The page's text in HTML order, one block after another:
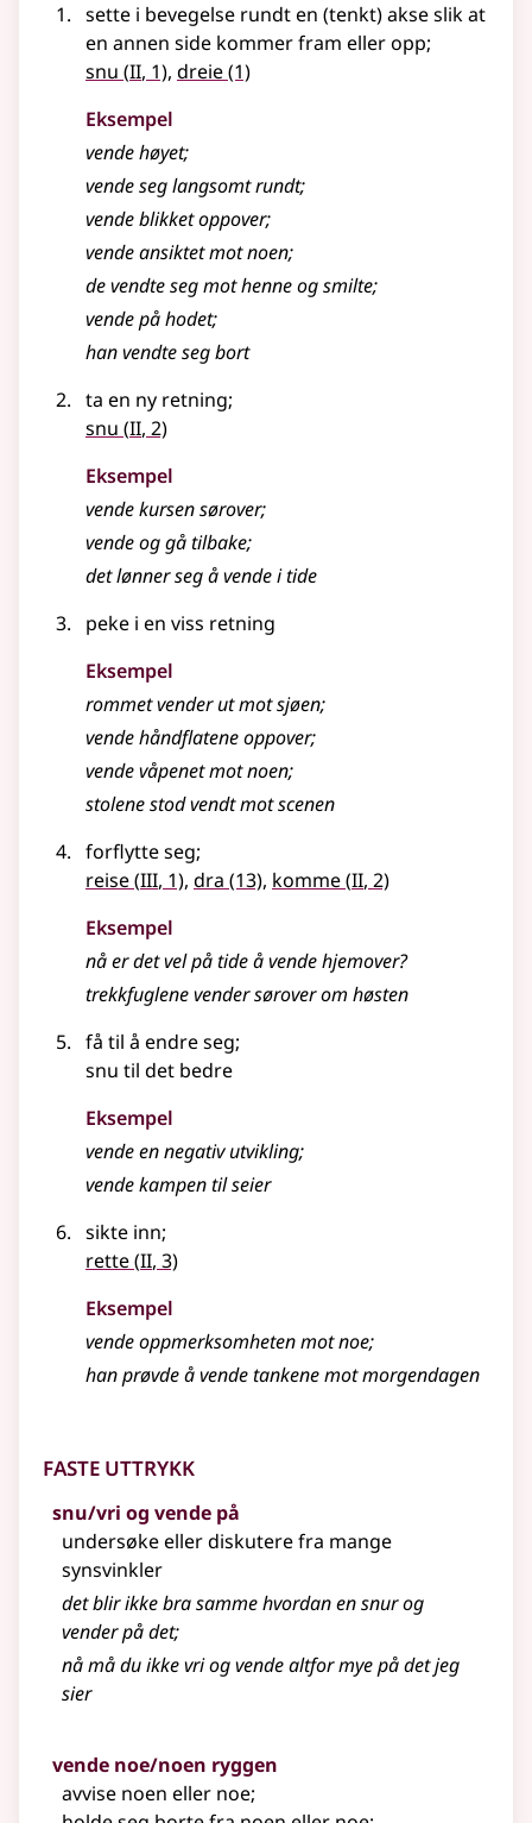
sette i bevegelse rundt en (tenkt) akse slik at
en annen side kommer fram eller opp;
snu (2
II, 1), dreie(1)
Eksempel
vendehøyet;
vende seg langsomt rundt;
vende blikket oppover;
vende ansiktet mot noen;
de vendte seg mot henne og smilte;
vende på hodet;
han vendte seg bort
ta en ny retning;
snu (2
II, 2)
Eksempel
vende kursen sørover;
vende og gå tilbake;
det lønner seg åvendei tide
peke i en viss retning
Eksempel
rommetvenderut mot sjøen;
vende håndflatene oppover;
vende våpenet mot noen;
stolene stod vendt mot scenen
forflytte seg;
reise(3
III, 1), dra (13), komme(2
II, 2)
Eksempel
nå er det vel på tide å vende hjemover?
trekkfuglene vender sørover om høsten
få til å endre seg;
snu til det bedre
Eksempel
vende en negativ utvikling;
vende kampen til seier
sikte inn;
rette(2
II, 3)
Eksempel
vende oppmerksomheten mot noe;
han prøvde å vende tankene mot morgendagen
Faste uttrykk
snu/vri og vende på
undersøkeellerdiskutere fra mange
synsvinkler
det blir ikke bra samme hvordan en snur og
venderpå det;
nå må du ikke vri og vende altfor mye på det jeg
sier
vende noe/noen ryggen
avvise noen eller noe;